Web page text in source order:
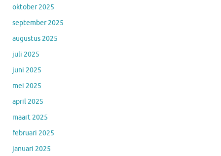
oktober 2025
september 2025
augustus 2025
juli 2025
juni 2025
mei 2025
april 2025
maart 2025
februari 2025
januari 2025